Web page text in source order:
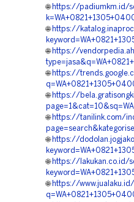
🌐 https://padiumkm.id/
🌐 https://
🌐 https://
🌐 https://
🌐 https://
🌐 https://tanilink.com/
🌐 https://
🌐 https://lakukan.co.id/
🌐 https://